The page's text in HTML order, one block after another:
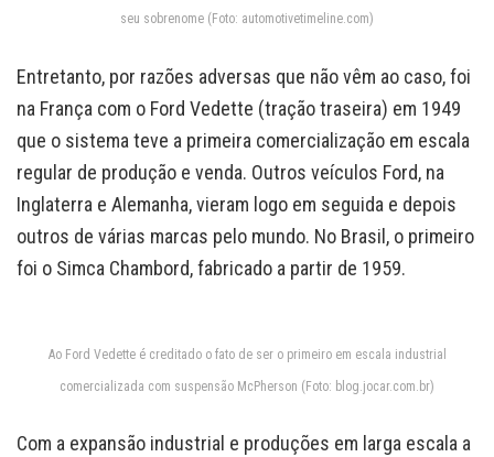
seu sobrenome (Foto: automotivetimeline.com)
Entretanto, por razões adversas que não vêm ao caso, foi
na França com o Ford Vedette (tração traseira) em 1949
que o sistema teve a primeira comercialização em escala
regular de produção e venda. Outros veículos Ford, na
Inglaterra e Alemanha, vieram logo em seguida e depois
outros de várias marcas pelo mundo. No Brasil, o primeiro
foi o Simca Chambord, fabricado a partir de 1959.
Ao Ford Vedette é creditado o fato de ser o primeiro em escala industrial
comercializada com suspensão McPherson (Foto: blog.jocar.com.br)
Com a expansão industrial e produções em larga escala a